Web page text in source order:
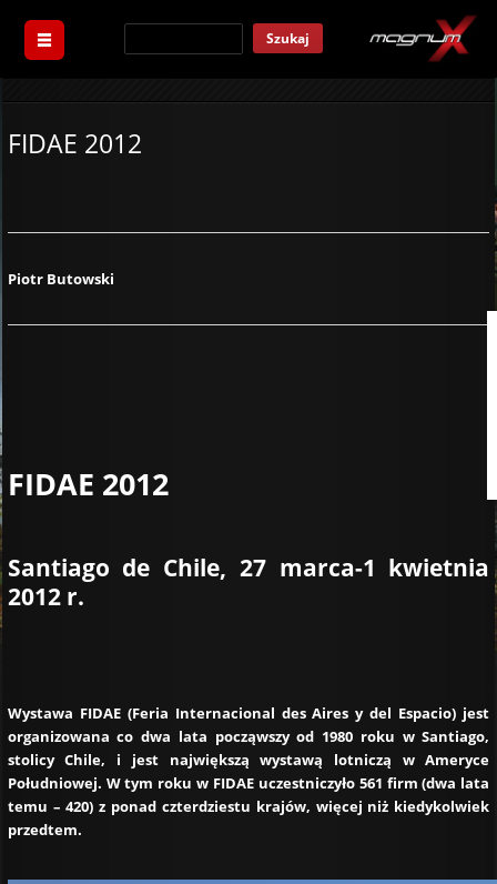
Szukaj
FIDAE 2012
Piotr Butowski
FIDAE 2012
Santiago de Chile, 27 marca-1 kwietnia
2012 r.
Wystawa FIDAE (Feria Internacional des Aires y del Espacio) jest
organizowana co dwa lata począwszy od 1980 roku w Santiago,
stolicy Chile, i jest największą wystawą lotniczą w Ameryce
Południowej. W tym roku w FIDAE uczestniczyło 561 firm (dwa lata
temu – 420) z ponad czterdziestu krajów, więcej niż kiedykolwiek
przedtem.